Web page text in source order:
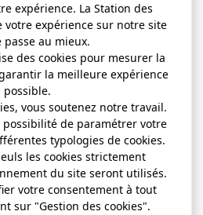
expérience. La Station des
votre expérience sur notre site
passe au mieux.
des cookies pour mesurer la
la meilleure expérience
possible.
vous soutenez notre travail.
possibilité de paramétrer votre
typologies de cookies.
les cookies strictement
du site seront utilisés.
votre consentement à tout
sur "Gestion des cookies".